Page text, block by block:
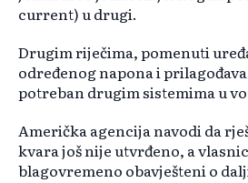
current) u drugi.
Drugim riječima, pomenuti
određenog napona i
potreban drugim sistemima u
Američka agencija navodi da
kvara još nije utvrđeno, a
blagovremeno obavješteni o